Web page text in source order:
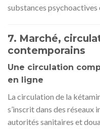
substances psychoactives
7. Marché,
contemporains
Une circulation
en ligne
La circulation de la
s’inscrit dans des réseaux
autorités sanitaires et